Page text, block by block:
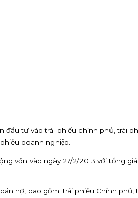
tư vào trái phiếu chính phủ, trái
doanh nghiệp.
vốn vào ngày 27/2/2013 với tổng
nợ, bao gồm: trái phiếu Chính